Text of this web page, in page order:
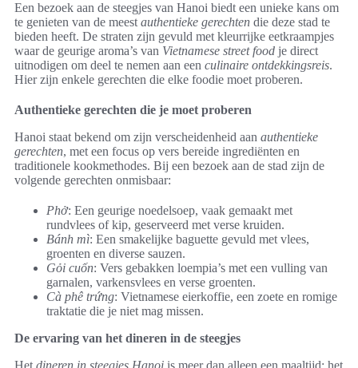
Een bezoek aan de steegjes van Hanoi biedt een unieke kans om
te genieten van de meest authentieke gerechten die deze stad te
bieden heeft. De straten zijn gevuld met kleurrijke eetkraampjes
waar de geurige aroma’s van Vietnamese street food je direct
uitnodigen om deel te nemen aan een culinaire ontdekkingsreis.
Hier zijn enkele gerechten die elke foodie moet proberen.
Authentieke gerechten die je moet proberen
Hanoi staat bekend om zijn verscheidenheid aan authentieke
gerechten, met een focus op vers bereide ingrediënten en
traditionele kookmethodes. Bij een bezoek aan de stad zijn de
volgende gerechten onmisbaar:
Phở: Een geurige noedelsoep, vaak gemaakt met
rundvlees of kip, geserveerd met verse kruiden.
Bánh mì: Een smakelijke baguette gevuld met vlees,
groenten en diverse sauzen.
Gỏi cuốn: Vers gebakken loempia’s met een vulling van
garnalen, varkensvlees en verse groenten.
Cà phê trứng: Vietnamese eierkoffie, een zoete en romige
traktatie die je niet mag missen.
De ervaring van het dineren in de steegjes